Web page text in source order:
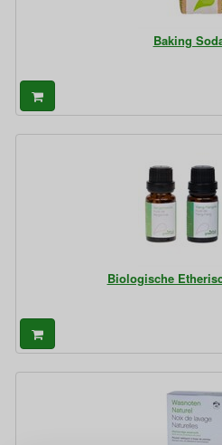
Baking
Biologische